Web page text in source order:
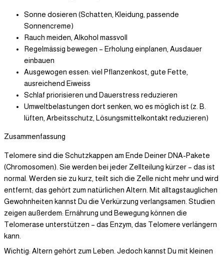
Sonne dosieren (Schatten, Kleidung, passende
Sonnencreme)
Rauch meiden, Alkohol massvoll
Regelmässig bewegen – Erholung einplanen, Ausdauer
einbauen
Ausgewogen essen: viel Pflanzenkost, gute Fette,
ausreichend Eiweiss
Schlaf priorisieren und Dauerstress reduzieren
Umweltbelastungen dort senken, wo es möglich ist (z. B.
lüften, Arbeitsschutz, Lösungsmittelkontakt reduzieren)
Zusammenfassung
Telomere sind die Schutzkappen am Ende Deiner DNA-Pakete
(Chromosomen). Sie werden bei jeder Zellteilung kürzer – das ist
normal. Werden sie zu kurz, teilt sich die Zelle nicht mehr und wird
entfernt; das gehört zum natürlichen Altern. Mit alltagstauglichen
Gewohnheiten kannst Du die Verkürzung verlangsamen. Studien
zeigen außerdem: Ernährung und Bewegung können die
Telomerase unterstützen – das Enzym, das Telomere verlängern
kann.
Wichtig: Altern gehört zum Leben. Jedoch kannst Du mit kleinen